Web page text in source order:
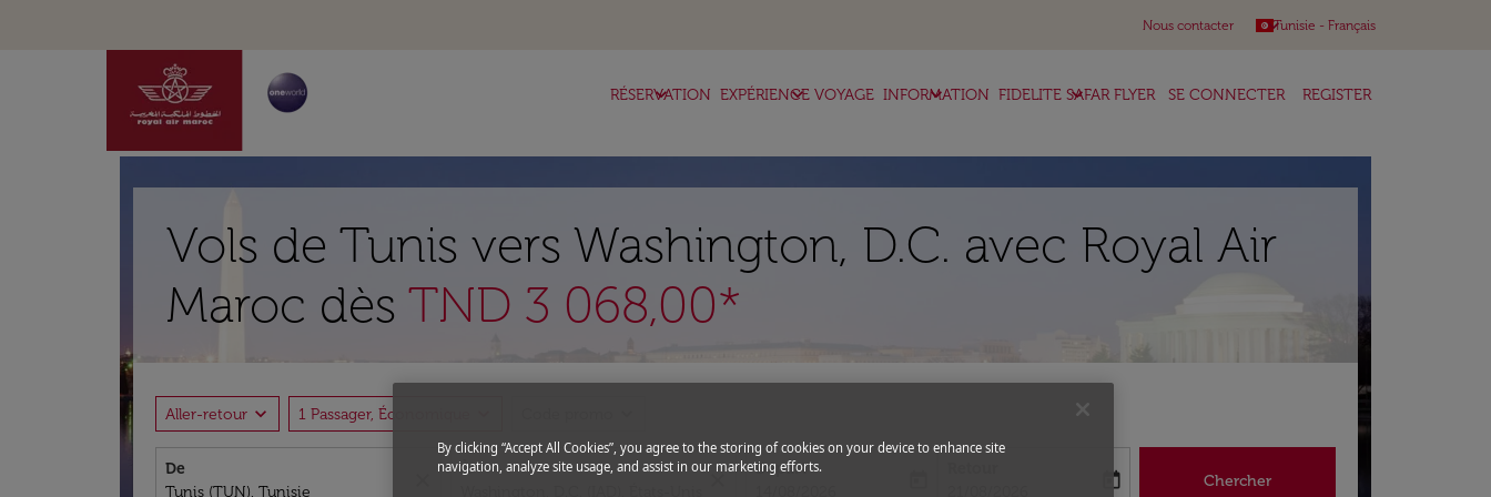
Nous contacter Tunisie - Français
keyboard_arrow_down
RÉSERVATION
keyboard_arrow_down EXPÉRIENCE VOYAGE
keyboard_arrow_down INFORMATION
keyboard_arrow_down FIDELITE SAFAR FLYER
keyboard_arrow_down SE CONNECTER REGISTER
Vols de Tunis vers Washington, D.C. avec Royal Air
Maroc dès TND 3 068,00*
Aller-retour expand_more 1 Passager, Économique
De À
Départ
fc-booking-return-date-aria-label
today Chercher
By clicking “Accept All Cookies”, you agree to the storing of cookies on your device to enhance site
navigation, analyze site usage, and assist in our marketing efforts.